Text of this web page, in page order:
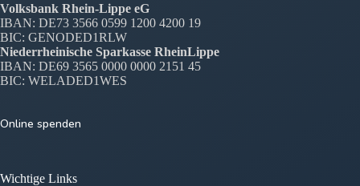
Volksbank Rhein-Lippe eG
IBAN: DE73 3566 0599 1200 4200 19
BIC: GENODED1RLW
Niederrheinische Sparkasse RheinLippe
IBAN: DE69 3565 0000 0000 2151 45
BIC: WELADED1WES
Online spenden
Wichtige Links